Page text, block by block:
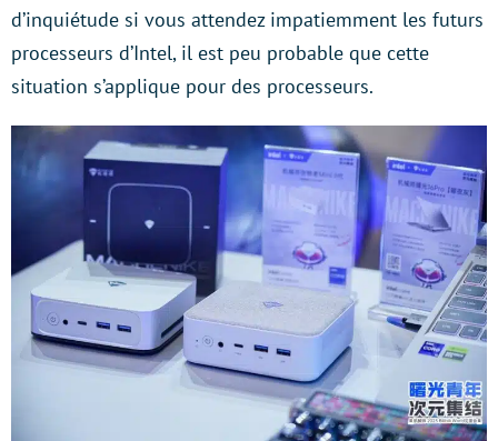
d’inquiétude si vous attendez impatiemment les futurs
processeurs d’Intel, il est peu probable que cette
situation s’applique pour des processeurs.